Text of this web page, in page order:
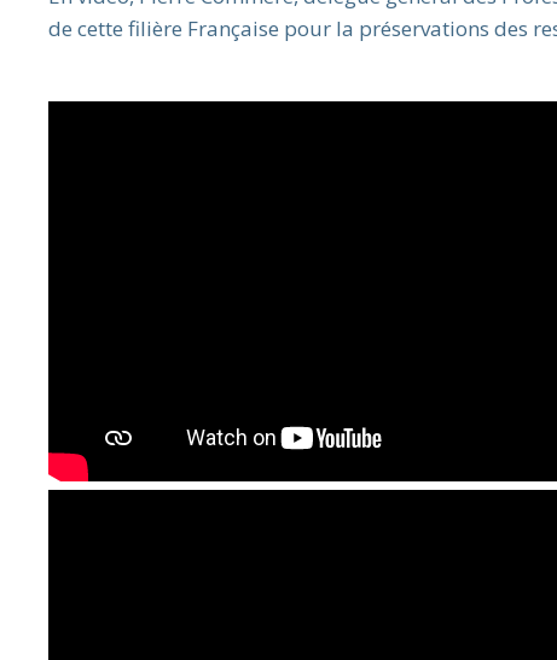
de cette filière Française pour la préservations des